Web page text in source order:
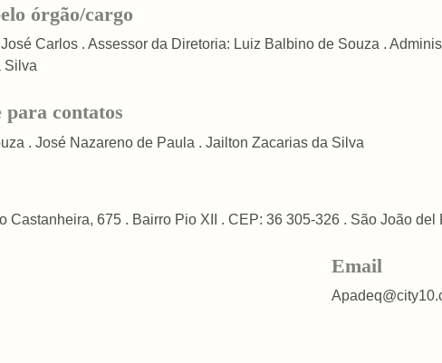
órgão/cargo
Carlos . Assessor da Diretoria: Luiz Balbino de Souza .
Silva
para contatos
. José Nazareno de Paula . Jailton Zacarias da Silva
Castanheira, 675 . Bairro Pio XII . CEP: 36 305-326 . São João del
Email